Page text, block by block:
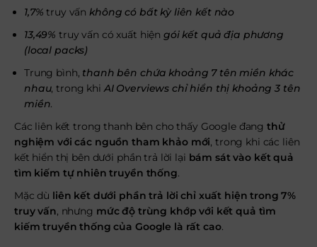
1,7% truy vấnkhông có bất kỳ liên kết nào
13,49% truy vấn có xuất hiện gói kết quả địa phương
(local packs)
Trung bình, thanh bên chứa khoảng 7 tên miền khác
nhau, trong khiAI Overviews chỉ hiển thị khoảng 3 tên
miền.
Các liên kết trong thanh bên cho thấy Google đang thử
nghiệm với các nguồn tham khảo mới, trong khi các liên
kết hiển thị bên dưới phần trả lời lại bám sát vào kết quả
tìm kiếm tự nhiên truyền thống.
Mặc dù liên kết dưới phần trả lời chỉ xuất hiện trong 7%
truy vấn, nhưng mức độ trùng khớp với kết quả tìm
kiếm truyền thống của Google là rất cao.